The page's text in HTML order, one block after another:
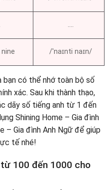
….
/ˈnaɪnti naɪn/
có thể nhớ toàn bộ số
xác. Sau khi thành thạo,
dãy số tiếng anh từ 1 đến
Shining Home – Gia đình
– Gia đình Anh Ngữ để giúp
tế nhé!
100 đến 1000 cho